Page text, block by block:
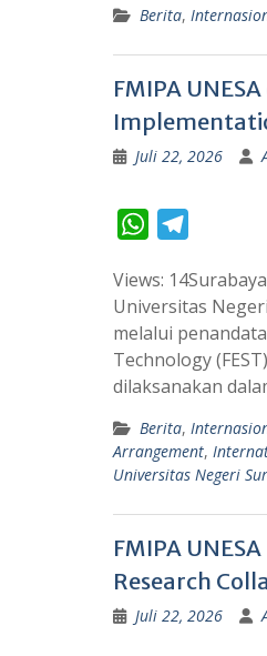
p
m
Berita,
FMIPA
Juli 22, 2026
W
a
t
A
p
l
e
r
m
Views:
Universitas
melalui
Technology
dilaksanakan
Berita,
Arrangement,
Universitas Negeri
FMIPA
Research
Juli 22, 2026